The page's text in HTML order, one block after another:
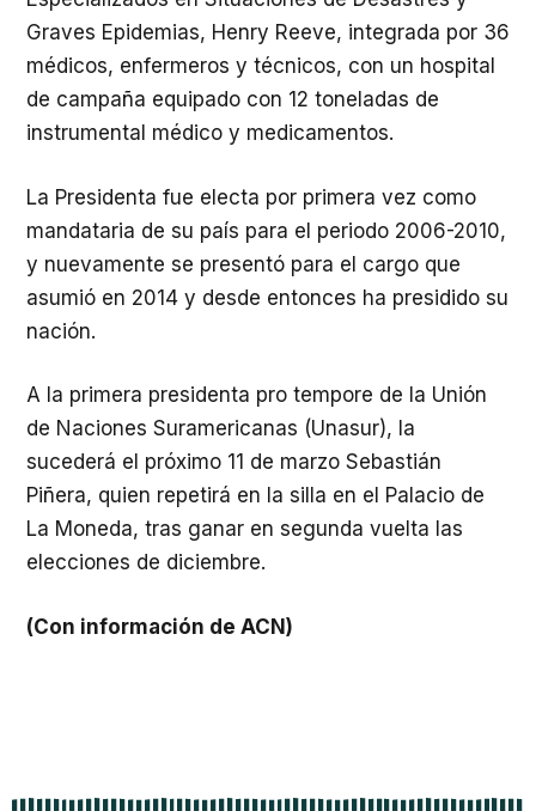
Graves Epidemias, Henry Reeve, integrada por 36
médicos, enfermeros y técnicos, con un hospital
de campaña equipado con 12 toneladas de
instrumental médico y medicamentos.
La Presidenta fue electa por primera vez como
mandataria de su país para el periodo 2006-2010,
y nuevamente se presentó para el cargo que
asumió en 2014 y desde entonces ha presidido su
nación.
A la primera presidenta pro tempore de la Unión
de Naciones Suramericanas (Unasur), la
sucederá el próximo 11 de marzo Sebastián
Piñera, quien repetirá en la silla en el Palacio de
La Moneda, tras ganar en segunda vuelta las
elecciones de diciembre.
(Con información de ACN)